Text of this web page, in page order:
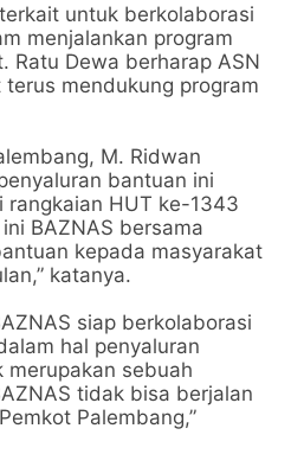
untuk berkolaborasi
menjalankan program
Ratu Dewa berharap ASN
mendukung program
M. Ridwan
bantuan ini
rangkaian HUT ke-1343
BAZNAS bersama
kepada masyarakat
katanya.
siap berkolaborasi
hal penyaluran
merupakan sebuah
tidak bisa berjalan
Palembang,”